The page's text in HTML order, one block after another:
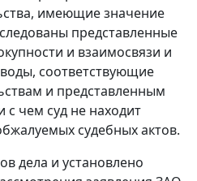
имеющие значение
представленные
и взаимосвязи и
соответствующие
и представленным
с чем суд не находит
судебных актов.
дела и установлено